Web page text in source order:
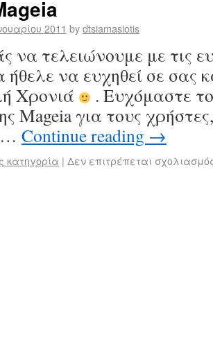
2011 bydtsiamasiotis
να τελειώνουμε με τις
ήθελε να ευχηθεί σε σας
Χρονιά
. Ευχόμαστε
Mageia για τους
… Continue reading →
κατηγορία | Δεν επιτρέπεται